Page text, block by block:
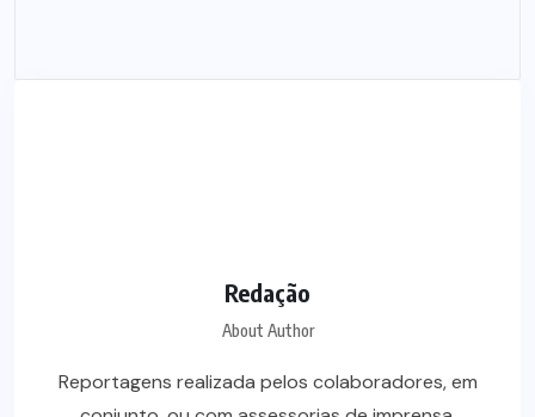
Redação
About Author
Reportagens realizada pelos colaboradores, em